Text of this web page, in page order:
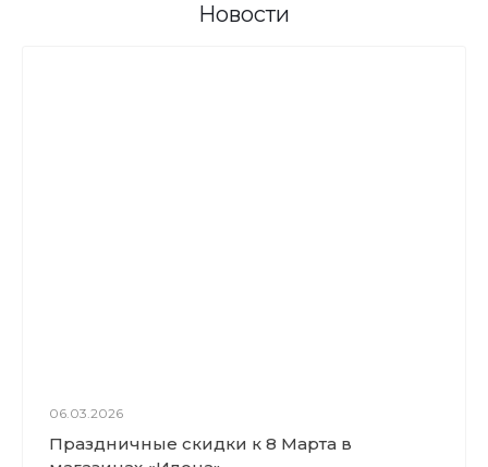
Новости
06.03.2026
Праздничные скидки к 8 Марта в